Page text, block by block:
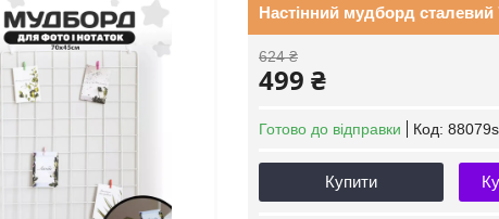
Настінний мудборд
624 ₴
499 ₴
Готово до відправки Код:
Купити